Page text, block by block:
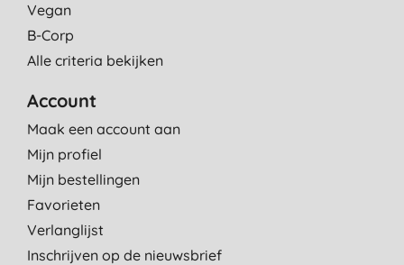
Vegan
B-Corp
Alle criteria bekijken
Account
Maak een account aan
Mijn profiel
Mijn bestellingen
Favorieten
Verlanglijst
Inschrijven op de nieuwsbrief